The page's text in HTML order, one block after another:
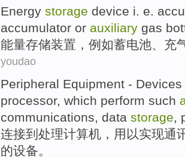
Energy storage device i. e.
accumulator or auxiliary gas
能量存储装置 ，例如蓄电池、 充
youdao
Peripheral Equipment - Devices
processor, which perform such
communications, data storage,
连接到 处理计算机 ， 用以实现通
的设备。